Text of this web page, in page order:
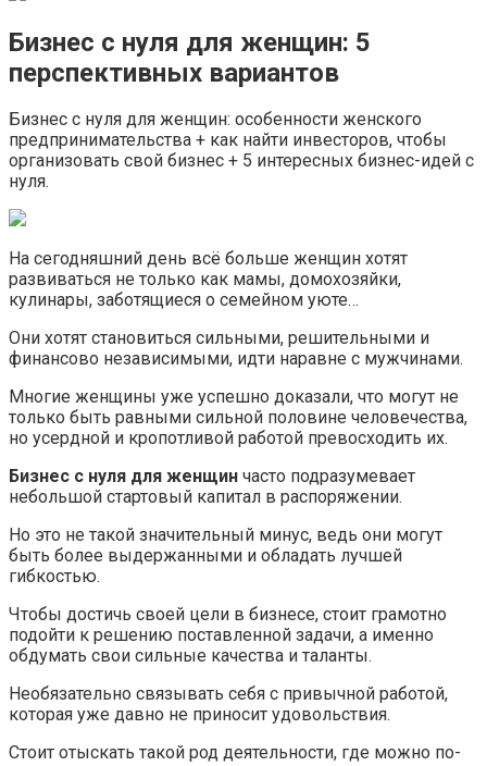
Бизнес с нуля для женщин: 5
перспективных вариантов
Бизнес с нуля для женщин: особенности женского
предпринимательства + как найти инвесторов, чтобы
организовать свой бизнес + 5 интересных бизнес-идей с
нуля.
На сегодняшний день всё больше женщин хотят
развиваться не только как мамы, домохозяйки,
кулинары, заботящиеся о семейном уюте…
Они хотят становиться сильными, решительными и
финансово независимыми, идти наравне с мужчинами.
Многие женщины уже успешно доказали, что могут не
только быть равными сильной половине человечества,
но усердной и кропотливой работой превосходить их.
Бизнес с нуля для женщин часто подразумевает
небольшой стартовый капитал в распоряжении.
Но это не такой значительный минус, ведь они могут
быть более выдержанными и обладать лучшей
гибкостью.
Чтобы достичь своей цели в бизнесе, стоит грамотно
подойти к решению поставленной задачи, а именно
обдумать свои сильные качества и таланты.
Необязательно связывать себя с привычной работой,
которая уже давно не приносит удовольствия.
Стоит отыскать такой род деятельности, где можно по-